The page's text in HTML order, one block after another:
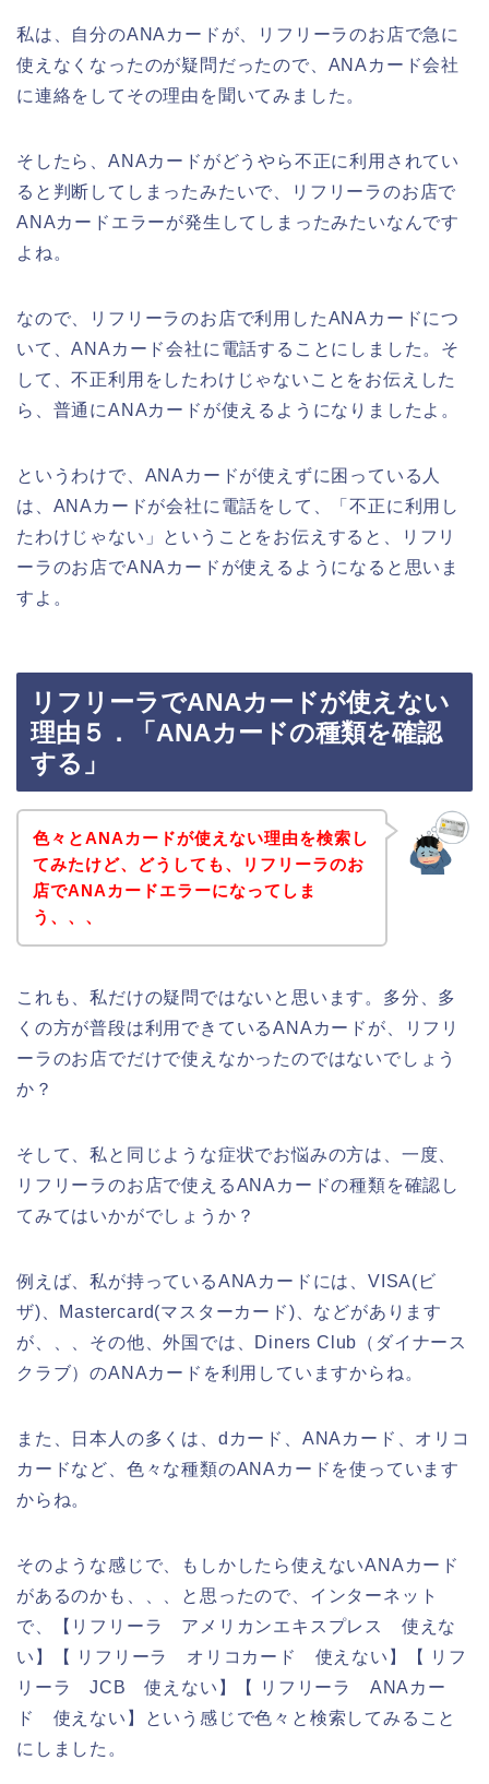
私は、自分のANAカードが、リフリーラのお店で急に
使えなくなったのが疑問だったので、ANAカード会社
に連絡をしてその理由を聞いてみました。
そしたら、ANAカードがどうやら不正に利用されてい
ると判断してしまったみたいで、リフリーラのお店で
ANAカードエラーが発生してしまったみたいなんです
よね。
なので、リフリーラのお店で利用したANAカードにつ
いて、ANAカード会社に電話することにしました。そ
して、不正利用をしたわけじゃないことをお伝えした
ら、普通にANAカードが使えるようになりましたよ。
というわけで、ANAカードが使えずに困っている人
は、ANAカードが会社に電話をして、「不正に利用し
たわけじゃない」ということをお伝えすると、リフリ
ーラのお店でANAカードが使えるようになると思いま
すよ。
リフリーラでANAカードが使えない
理由５．「ANAカードの種類を確認
する」
色々とANAカードが使えない理由を検索し
てみたけど、どうしても、リフリーラのお
店でANAカードエラーになってしま
う、、、
これも、私だけの疑問ではないと思います。多分、多
くの方が普段は利用できているANAカードが、リフリ
ーラのお店でだけで使えなかったのではないでしょう
か？
そして、私と同じような症状でお悩みの方は、一度、
リフリーラのお店で使えるANAカードの種類を確認し
てみてはいかがでしょうか？
例えば、私が持っているANAカードには、VISA(ビ
ザ)、Mastercard(マスターカード)、などがあります
が、、、その他、外国では、Diners Club（ダイナース
クラブ）のANAカードを利用していますからね。
また、日本人の多くは、dカード、ANAカード、オリコ
カードなど、色々な種類のANAカードを使っています
からね。
そのような感じで、もしかしたら使えないANAカード
があるのかも、、、と思ったので、インターネット
で、【リフリーラ アメリカンエキスプレス 使えな
い】【 リフリーラ オリコカード 使えない】【 リフ
リーラ JCB 使えない】【 リフリーラ ANAカー
ド 使えない】という感じで色々と検索してみること
にしました。